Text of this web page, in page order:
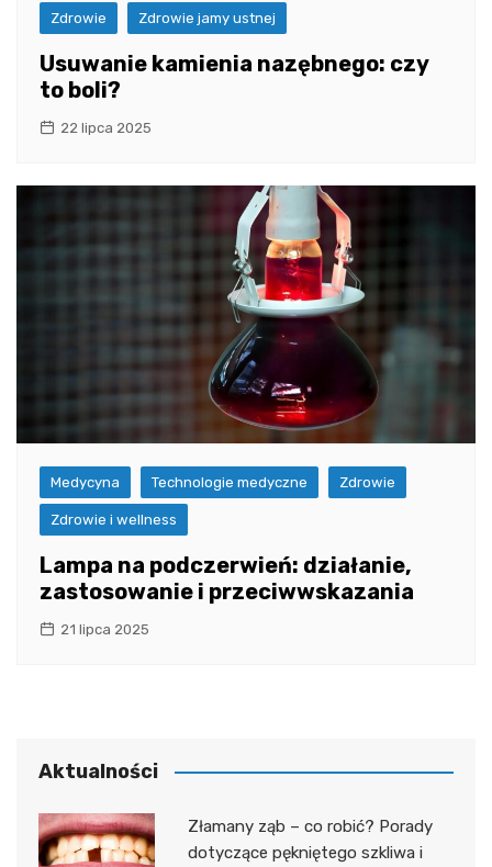
Zdrowie Zdrowie jamy ustnej
Usuwanie kamienia nazębnego: czy
to boli?
22 lipca 2025
Medycyna Technologie medyczne Zdrowie
Zdrowie i wellness
Lampa na podczerwień: działanie,
zastosowanie i przeciwwskazania
21 lipca 2025
Aktualności
Złamany ząb – co robić? Porady
dotyczące pękniętego szkliwa i